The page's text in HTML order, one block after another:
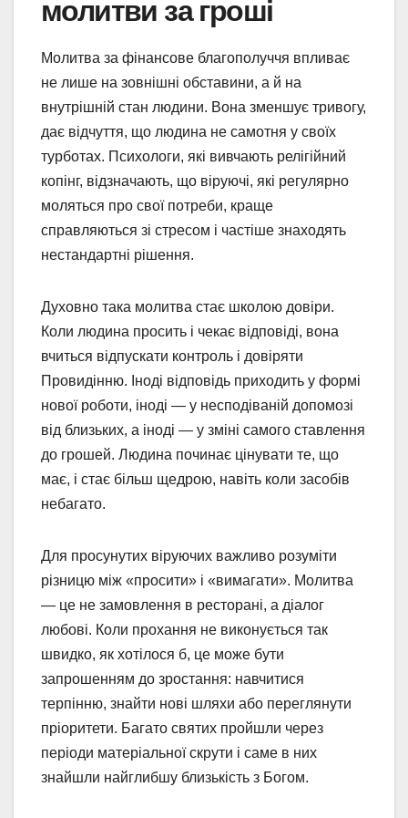
молитви за гроші
Молитва за фінансове благополуччя впливає
не лише на зовнішні обставини, а й на
внутрішній стан людини. Вона зменшує тривогу,
дає відчуття, що людина не самотня у своїх
турботах. Психологи, які вивчають релігійний
копінг, відзначають, що віруючі, які регулярно
моляться про свої потреби, краще
справляються зі стресом і частіше знаходять
нестандартні рішення.
Духовно така молитва стає школою довіри.
Коли людина просить і чекає відповіді, вона
вчиться відпускати контроль і довіряти
Провидінню. Іноді відповідь приходить у формі
нової роботи, іноді — у несподіваній допомозі
від близьких, а іноді — у зміні самого ставлення
до грошей. Людина починає цінувати те, що
має, і стає більш щедрою, навіть коли засобів
небагато.
Для просунутих віруючих важливо розуміти
різницю між «просити» і «вимагати». Молитва
— це не замовлення в ресторані, а діалог
любові. Коли прохання не виконується так
швидко, як хотілося б, це може бути
запрошенням до зростання: навчитися
терпінню, знайти нові шляхи або переглянути
пріоритети. Багато святих пройшли через
періоди матеріальної скрути і саме в них
знайшли найглибшу близькість з Богом.